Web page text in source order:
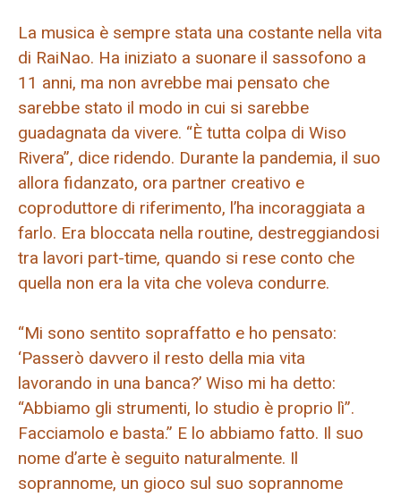
La musica è sempre stata una costante nella vita
di RaiNao. Ha iniziato a suonare il sassofono a
11 anni, ma non avrebbe mai pensato che
sarebbe stato il modo in cui si sarebbe
guadagnata da vivere. “È tutta colpa di Wiso
Rivera”, dice ridendo. Durante la pandemia, il suo
allora fidanzato, ora partner creativo e
coproduttore di riferimento, l’ha incoraggiata a
farlo. Era bloccata nella routine, destreggiandosi
tra lavori part-time, quando si rese conto che
quella non era la vita che voleva condurre.
“Mi sono sentito sopraffatto e ho pensato:
‘Passerò davvero il resto della mia vita
lavorando in una banca?’ Wiso mi ha detto:
“Abbiamo gli strumenti, lo studio è proprio lì”.
Facciamolo e basta.” E lo abbiamo fatto. Il suo
nome d’arte è seguito naturalmente. Il
soprannome, un gioco sul suo soprannome